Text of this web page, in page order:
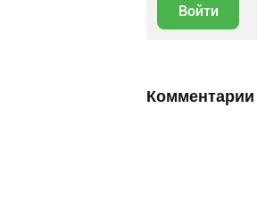
Войти
Комментарии